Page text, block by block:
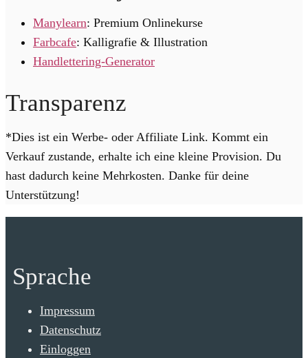
Manylearn: Premium Onlinekurse
Farbcafe: Kalligrafie & Illustration
Handlettering-Generator
Transparenz
*Dies ist ein Werbe- oder Affiliate Link. Kommt ein
Verkauf zustande, erhalte ich eine kleine Provision. Du
hast dadurch keine Mehrkosten. Danke für deine
Unterstützung!
Sprache
Impressum
Datenschutz
Einloggen